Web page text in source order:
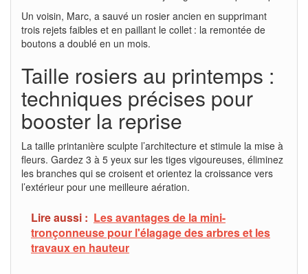
Un voisin, Marc, a sauvé un rosier ancien en supprimant
trois rejets faibles et en paillant le collet : la remontée de
boutons a doublé en un mois.
Taille rosiers au printemps :
techniques précises pour
booster la reprise
La taille printanière sculpte l’architecture et stimule la mise à
fleurs. Gardez 3 à 5 yeux sur les tiges vigoureuses, éliminez
les branches qui se croisent et orientez la croissance vers
l’extérieur pour une meilleure aération.
Lire aussi : Les avantages de la mini-
tronçonneuse pour l'élagage des arbres et les
travaux en hauteur